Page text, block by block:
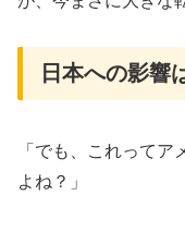
日本への影響
「でも、これって
よね？」